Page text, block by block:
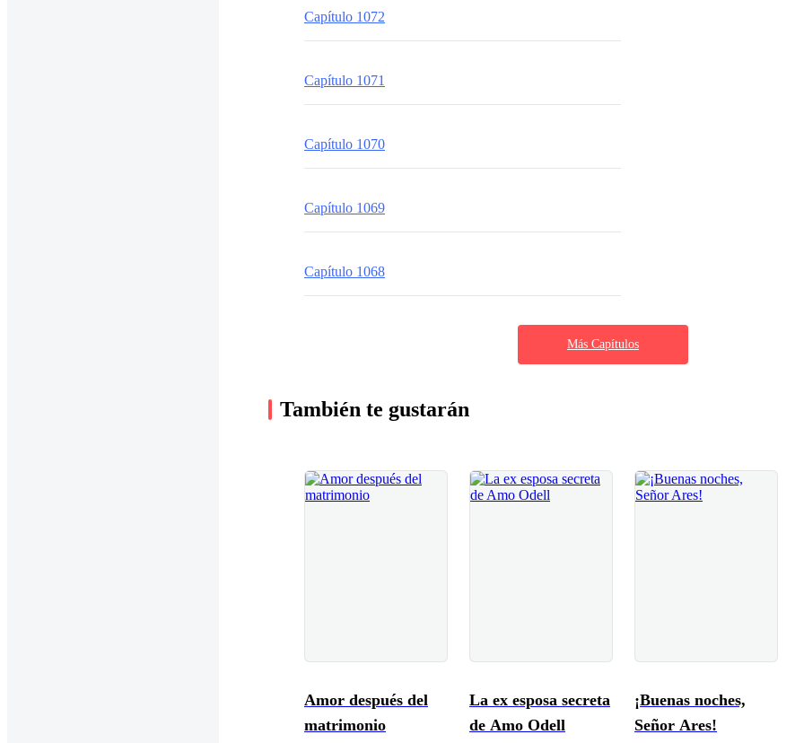
Capítulo 1072
Capítulo 1071
Capítulo 1070
Capítulo 1069
Capítulo 1068
Más Capítulos
También te gustarán
Amor después del
matrimonio
La ex esposa secreta
de Amo Odell
¡Buenas noches,
Señor Ares!